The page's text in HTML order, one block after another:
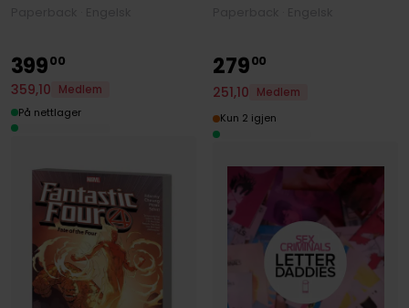
39900
359,10
Medlem
På nettlager
27900
251,10
Medlem
Kun 2 igjen